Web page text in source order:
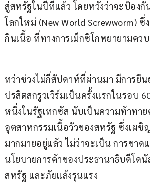
สู่สหรัฐในปีที่แล้ว โดยหวังว่าจะป้องกั
โลกใหม่ (New World Screwworm)
กินเนื้อ ที่ทางการเม็กซิโกพยายามคว
ทว่าช่วงไม่กี่สัปดาห์ที่ผ่านมา มีการยื
ปรสิตสกรูวเวิร์มเป็นครั้งแรกในรอบ
หนึ่งในรัฐเทกซัส นับเป็นความท้าทา
อุตสาหกรรมเนื้อวัวของสหรัฐ ซึ่งเผ
มากมายอยู่แล้ว ไม่ว่าจะเป็น การขา
นโยบายการค้าของประธานาธิบดีโด
สหรัฐ และภัยแล้งรุนแรง